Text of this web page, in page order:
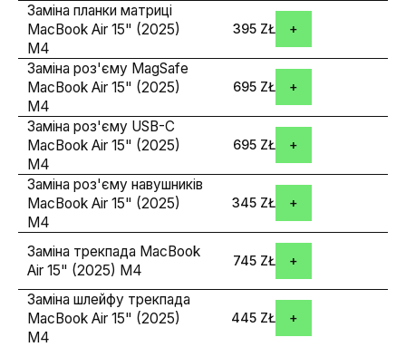
Заміна планки матриці
MacBook Air 15" (2025)
M4
395 ZŁ
Заміна роз'єму MagSafe
MacBook Air 15" (2025)
M4
695 ZŁ
Заміна роз'єму USB-C
MacBook Air 15" (2025)
M4
695 ZŁ
Заміна роз'єму навушників
MacBook Air 15" (2025)
M4
345 ZŁ
Заміна трекпада MacBook
Air 15" (2025) M4
745 ZŁ
Заміна шлейфу трекпада
MacBook Air 15" (2025)
M4
445 ZŁ